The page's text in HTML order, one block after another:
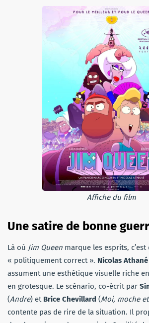
Affiche du film
Une satire de bonne
Là où Jim Queen marque les esprits,
« politiquement correct ». Nicolas Athané
assument une esthétique visuelle riche
en grotesque. Le scénario, co-écrit par
(Andre) et Brice Chevillard (Moi, moche
contente pas de rire de la situation. Il